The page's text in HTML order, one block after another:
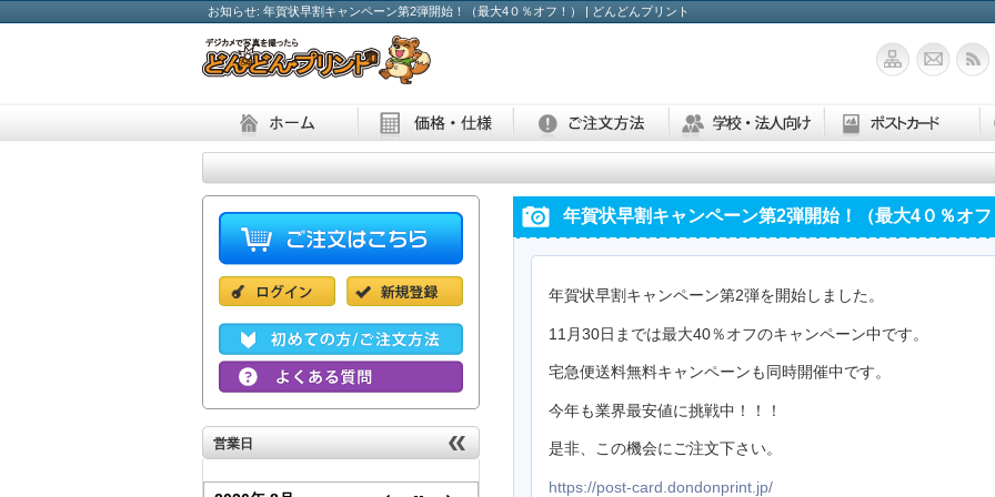
お知らせ: 年賀状早割キャンペーン第2弾開始！（最大4０％オフ！） | どんどんプリント
年賀状早割キャンペーン第2弾開始！（最大4０％オ
年賀状早割キャンペーン第2弾を開始しました。
11月30日までは最大40％オフのキャンペーン中です。
宅急便送料無料キャンペーンも同時開催中です。
今年も業界最安値に挑戦中！！！
是非、この機会にご注文下さい。
https://post-card.dondonprint.jp/
営業日